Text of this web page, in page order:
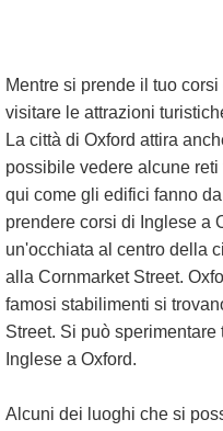
Mentre si prende il tuo
visitare le attrazioni
La città di Oxford attira
possibile vedere alcune
qui come gli edifici fanno
prendere corsi di Inglese a
un'occhiata al centro della
alla Cornmarket Street.
famosi stabilimenti si
Street. Si può
Inglese a Oxford.
Alcuni dei luoghi che si